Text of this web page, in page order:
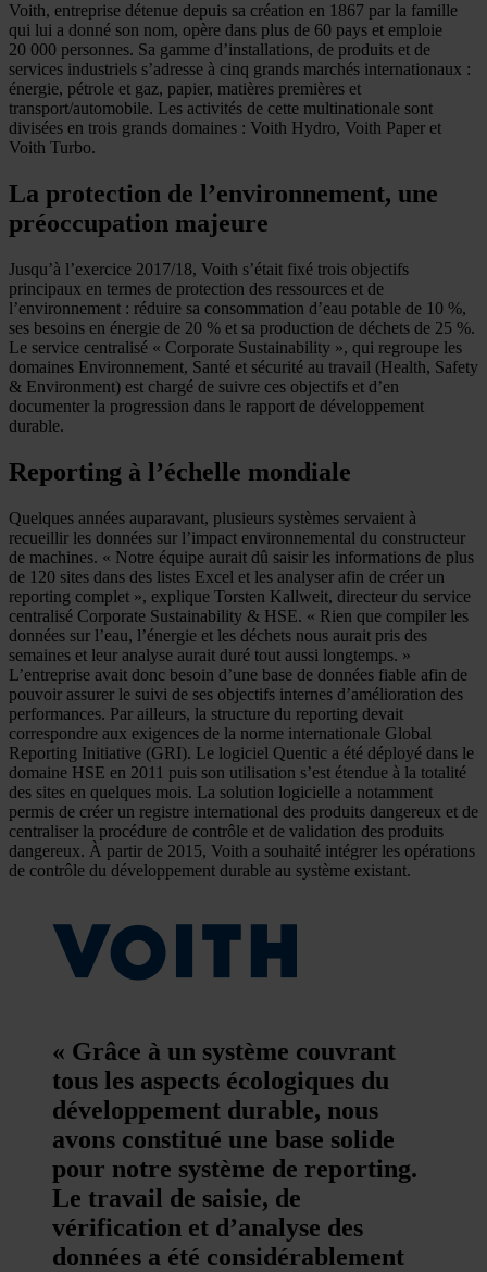
Voith, entreprise détenue depuis sa création en 1867 par la famille
qui lui a donné son nom, opère dans plus de 60 pays et emploie
20 000 personnes. Sa gamme d’installations, de produits et de
services industriels s’adresse à cinq grands marchés internationaux :
énergie, pétrole et gaz, papier, matières premières et
transport/automobile. Les activités de cette multinationale sont
divisées en trois grands domaines : Voith Hydro, Voith Paper et
Voith Turbo.
La protection de l’environnement, une
préoccupation majeure
Jusqu’à l’exercice 2017/18, Voith s’était fixé trois objectifs
principaux en termes de protection des ressources et de
l’environnement : réduire sa consommation d’eau potable de 10 %,
ses besoins en énergie de 20 % et sa production de déchets de 25 %.
Le service centralisé « Corporate Sustainability », qui regroupe les
domaines Environnement, Santé et sécurité au travail (Health, Safety
& Environment) est chargé de suivre ces objectifs et d’en
documenter la progression dans le rapport de développement
durable.
Reporting à l’échelle mondiale
Quelques années auparavant, plusieurs systèmes servaient à
recueillir les données sur l’impact environnemental du constructeur
de machines. « Notre équipe aurait dû saisir les informations de plus
de 120 sites dans des listes Excel et les analyser afin de créer un
reporting complet », explique Torsten Kallweit, directeur du service
centralisé Corporate Sustainability & HSE. « Rien que compiler les
données sur l’eau, l’énergie et les déchets nous aurait pris des
semaines et leur analyse aurait duré tout aussi longtemps. »
L’entreprise avait donc besoin d’une base de données fiable afin de
pouvoir assurer le suivi de ses objectifs internes d’amélioration des
performances. Par ailleurs, la structure du reporting devait
correspondre aux exigences de la norme internationale Global
Reporting Initiative (GRI). Le logiciel Quentic a été déployé dans le
domaine HSE en 2011 puis son utilisation s’est étendue à la totalité
des sites en quelques mois. La solution logicielle a notamment
permis de créer un registre international des produits dangereux et de
centraliser la procédure de contrôle et de validation des produits
dangereux. À partir de 2015, Voith a souhaité intégrer les opérations
de contrôle du développement durable au système existant.
« Grâce à un système couvrant
tous les aspects écologiques du
développement durable, nous
avons constitué une base solide
pour notre système de reporting.
Le travail de saisie, de
vérification et d’analyse des
données a été considérablement